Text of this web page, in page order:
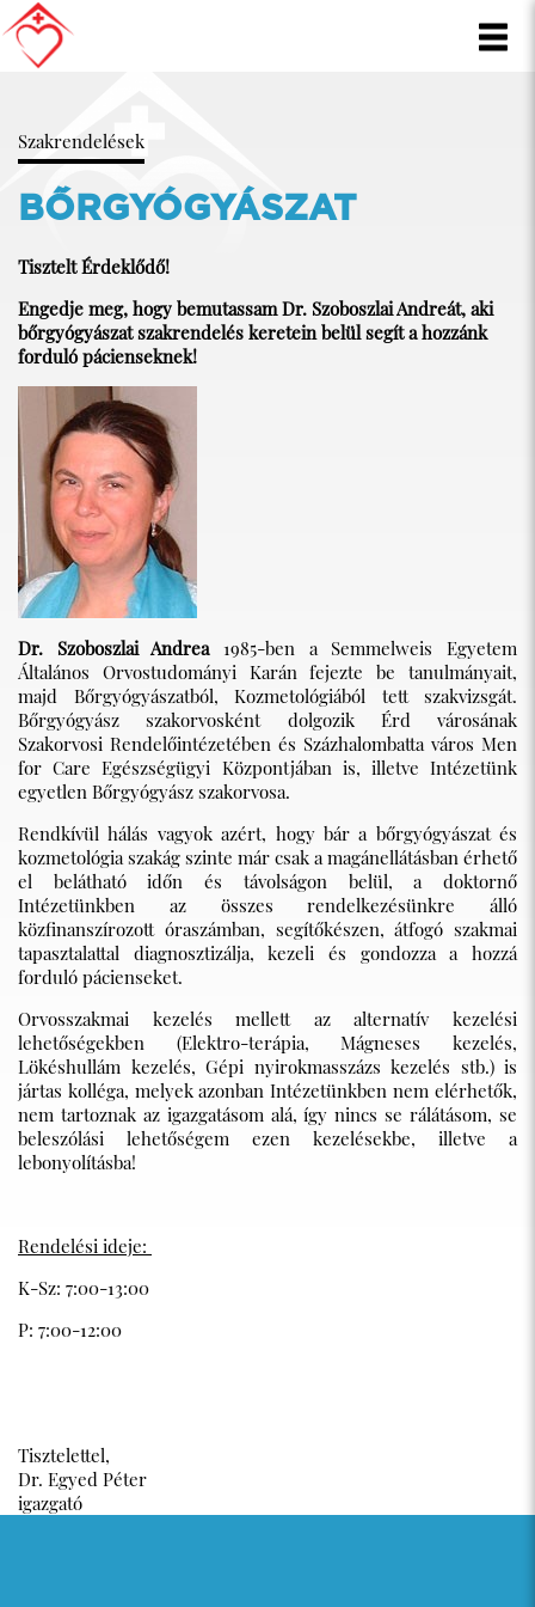
Szakrendelések
BŐRGYÓGYÁSZAT
Tisztelt Érdeklődő!
Engedje meg, hogy bemutassam Dr. Szoboszlai Andreát, aki
bőrgyógyászat szakrendelés keretein belül segít a hozzánk
forduló pácienseknek!
Dr. Szoboszlai Andrea1985-ben a Semmelweis Egyetem
Általános Orvostudományi Karán fejezte be tanulmányait,
majd Bőrgyógyászatból, Kozmetológiából tett szakvizsgát.
Bőrgyógyász szakorvosként dolgozik Érd városának
Szakorvosi Rendelőintézetében és Százhalombatta város Men
for Care Egészségügyi Központjában is, illetve Intézetünk
egyetlen Bőrgyógyász szakorvosa.
Rendkívül hálás vagyok azért, hogy bár a bőrgyógyászat és
kozmetológia szakág szinte már csak a magánellátásban érhető
el belátható időn és távolságon belül, a doktornő
Intézetünkben az összes rendelkezésünkre álló
közfinanszírozott óraszámban, segítőkészen, átfogó szakmai
tapasztalattal diagnosztizálja, kezeli és gondozza a hozzá
forduló pácienseket.
Orvosszakmai kezelés mellett az alternatív kezelési
lehetőségekben (Elektro-terápia, Mágneses kezelés,
Lökéshullám kezelés, Gépi nyirokmasszázs kezelés stb.) is
jártas kolléga, melyek azonban Intézetünkben nem elérhetők,
nem tartoznak az igazgatásom alá, így nincs se rálátásom, se
beleszólási lehetőségem ezen kezelésekbe, illetve a
lebonyolításba!
Rendelési ideje:
K-Sz: 7:00-13:00
P: 7:00-12:00
Tisztelettel,
Dr. Egyed Péter
igazgató